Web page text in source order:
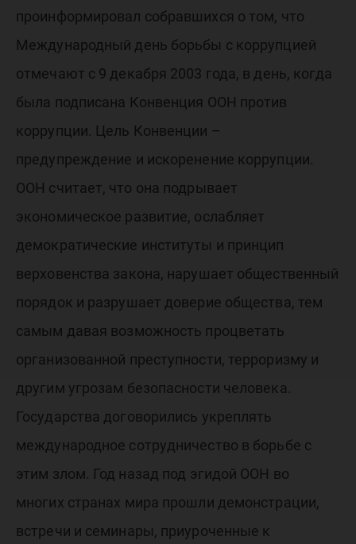
проинформировал собравшихся о том, что
Международный день борьбы с коррупцией
отмечают с 9 декабря 2003 года, в день, когда
была подписана Конвенция ООН против
коррупции. Цель Конвенции –
предупреждение и искоренение коррупции.
ООН считает, что она подрывает
экономическое развитие, ослабляет
демократические институты и принцип
верховенства закона, нарушает общественный
порядок и разрушает доверие общества, тем
самым давая возможность процветать
организованной преступности, терроризму и
другим угрозам безопасности человека.
Государства договорились укреплять
международное сотрудничество в борьбе с
этим злом. Год назад под эгидой ООН во
многих странах мира прошли демонстрации,
встречи и семинары, приуроченные к